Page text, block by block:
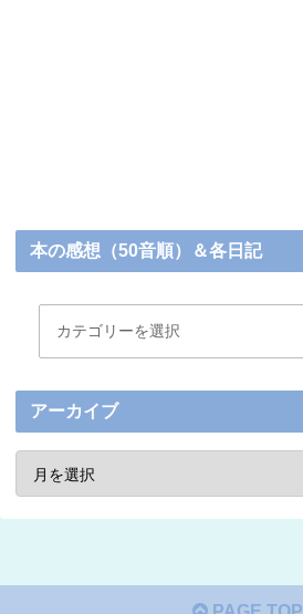
本の感想（50音順）＆各日記
アーカイブ